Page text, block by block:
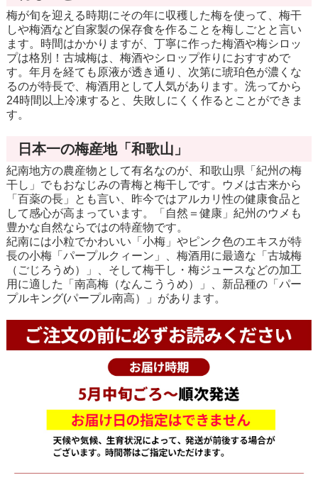
梅が旬を迎える時期にその年に収穫した梅を使って、梅干
しや梅酒など自家製の保存食を作ることを梅しごとと言い
ます。時間はかかりますが、丁寧に作った梅酒や梅シロッ
プは格別！古城梅は、梅酒やシロップ作りにおすすめで
す。年月を経ても原液が透き通り、次第に琥珀色が濃くな
るのが特長で、梅酒用として人気があります。洗ってから
24時間以上冷凍すると、失敗しにくく作るとことができま
す。
日本一の梅産地「和歌山」
紀南地方の農産物として有名なのが、和歌山県「紀州の梅
干し」でもおなじみの青梅と梅干しです。ウメは古来から
「百薬の長」とも言い、昨今ではアルカリ性の健康食品と
して感心が高まっています。「自然＝健康」紀州のウメも
豊かな自然ならではの特産物です。
紀南には小粒でかわいい「小梅」やピンク色のエキスが特
長の小梅「パープルクィーン」、梅酒用に最適な「古城梅
（ごじろうめ）」、そして梅干し・梅ジュースなどの加工
用に適した「南高梅（なんこううめ）」、新品種の「パー
プルキング(パープル南高）」があります。